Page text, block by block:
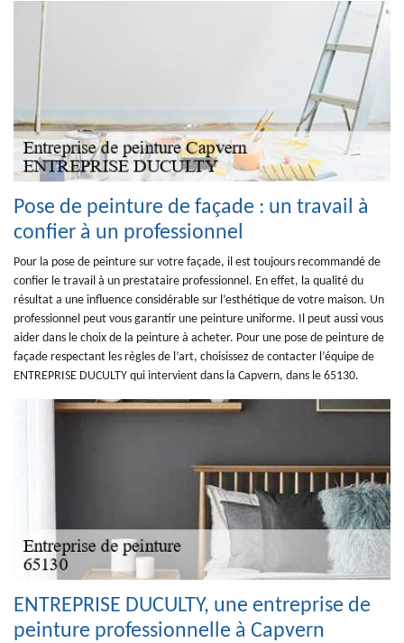
Pose de peinture de façade : un travail à
confier à un professionnel
Pour la pose de peinture sur votre façade, il est toujours recommandé de
confier le travail à un prestataire professionnel. En effet, la qualité du
résultat a une influence considérable sur l’esthétique de votre maison. Un
professionnel peut vous garantir une peinture uniforme. Il peut aussi vous
aider dans le choix de la peinture à acheter. Pour une pose de peinture de
façade respectant les règles de l’art, choisissez de contacter l’équipe de
ENTREPRISE DUCULTY qui intervient dans la Capvern, dans le 65130.
ENTREPRISE DUCULTY, une entreprise de
peinture professionnelle à Capvern